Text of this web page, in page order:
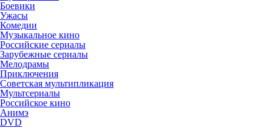
Боевики
Ужасы
Комедии
Музыкальное кино
Российские сериалы
Зарубежные сериалы
Мелодрамы
Приключения
Советская мультипликация
Мультсериалы
Российское кино
Анимэ
DVD